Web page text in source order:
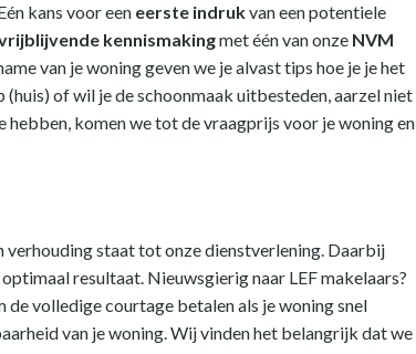
kans voor een eerste indrukvan een potentiele
kennismakingmet één van onze NVM
van je woning geven we je alvast tips hoe je je het
of wil je de schoonmaak uitbesteden, aarzel niet
hebben, komen we tot de vraagprijs voor je woning en
verhouding staat tot onze dienstverlening. Daarbij
resultaat. Nieuwsgierig naar LEF makelaars?
de volledige courtage betalen als je woning snel
van je woning. Wij vinden het belangrijk dat we